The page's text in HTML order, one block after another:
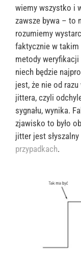
wiemy wszystko i
zawsze bywa – to
rozumiemy
faktycznie w takim
metody
niech będzie
jest, że nie od
jittera, czyli
sygnału, wynika.
zjawisko to było
jitter jest
przypadkach.